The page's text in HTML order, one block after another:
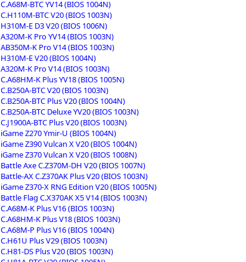
C.A68M-BTC YV14 (BIOS 1004N)
C.H110M-BTC V20 (BIOS 1003N)
H310M-E D3 V20 (BIOS 1006N)
A320M-K Pro YV14 (BIOS 1003N)
AB350M-K Pro V14 (BIOS 1003N)
H310M-E V20 (BIOS 1004N)
A320M-K Pro V14 (BIOS 1003N)
C.A68HM-K Plus YV18 (BIOS 1005N)
C.B250A-BTC V20 (BIOS 1003N)
C.B250A-BTC Plus V20 (BIOS 1004N)
C.B250A-BTC Deluxe YV20 (BIOS 1003N)
C.J1900A-BTC Plus V20 (BIOS 1003N)
iGame Z270 Ymir-U (BIOS 1004N)
iGame Z390 Vulcan X V20 (BIOS 1004N)
iGame Z370 Vulcan X V20 (BIOS 1008N)
Battle Axe C.Z370M-DH V20 (BIOS 1007N)
Battle-AX C.Z370AK Plus V20 (BIOS 1003N)
iGame Z370-X RNG Edition V20 (BIOS 1005N)
Battle Flag C.X370AK X5 V14 (BIOS 1003N)
C.A68M-K Plus V16 (BIOS 1003N)
C.A68HM-K Plus V18 (BIOS 1003N)
C.A68M-P Plus V16 (BIOS 1004N)
C.H61U Plus V29 (BIOS 1003N)
C.H81-DS Plus V20 (BIOS 1003N)